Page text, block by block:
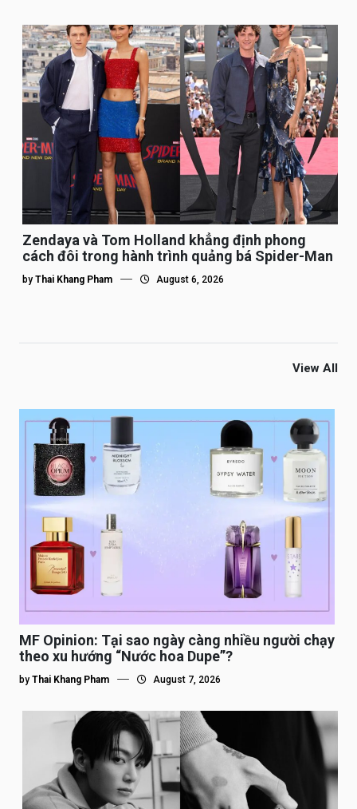
Zendaya và Tom Holland khẳng định phong
cách đôi trong hành trình quảng bá Spider-Man
by Thai Khang Pham August 6, 2026
View All
MF Opinion: Tại sao ngày càng nhiều người chạy
theo xu hướng “Nước hoa Dupe”?
by Thai Khang Pham August 7, 2026